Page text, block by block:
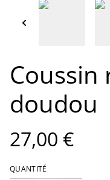
Coussin
doudou
27,00 €
QUANTITÉ